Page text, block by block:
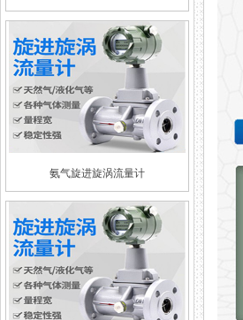
氨气旋进旋涡流量计